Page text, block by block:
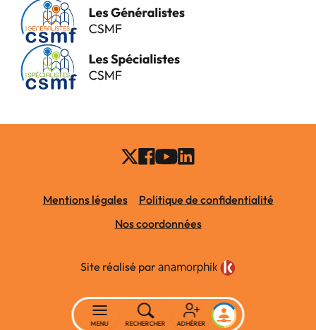
Mentions légales
Politique de confidentialité
Nos coordonnées
Site réalisé par
MENU RECHERCHER ADHÉRER